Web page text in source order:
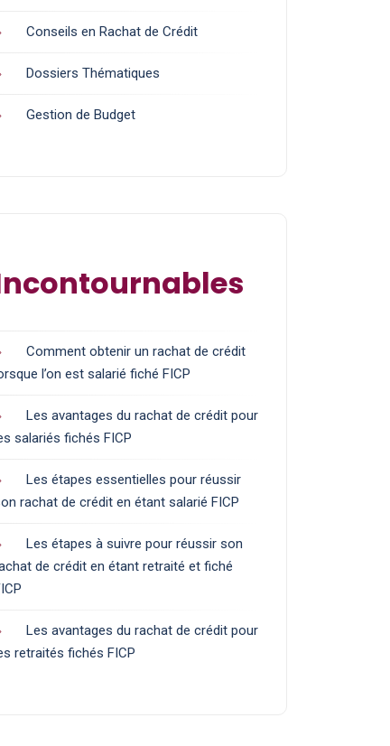
Conseils en Rachat de Crédit
Dossiers Thématiques
Gestion de Budget
Comment obtenir un rachat de crédit
l’on est salarié fiché FICP
Les avantages du rachat de crédit pour
salariés fichés FICP
Les étapes essentielles pour réussir
rachat de crédit en étant salarié FICP
Les étapes à suivre pour réussir son
de crédit en étant retraité et fiché
Les avantages du rachat de crédit pour
retraités fichés FICP